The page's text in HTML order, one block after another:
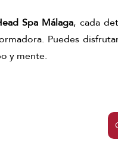
Spa Málaga, cada
Puedes
y mente.